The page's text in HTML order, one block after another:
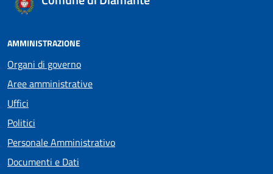
AMMINISTRAZIONE
Organi di governo
Aree amministrative
Uffici
Politici
Personale Amministrativo
Documenti e Dati